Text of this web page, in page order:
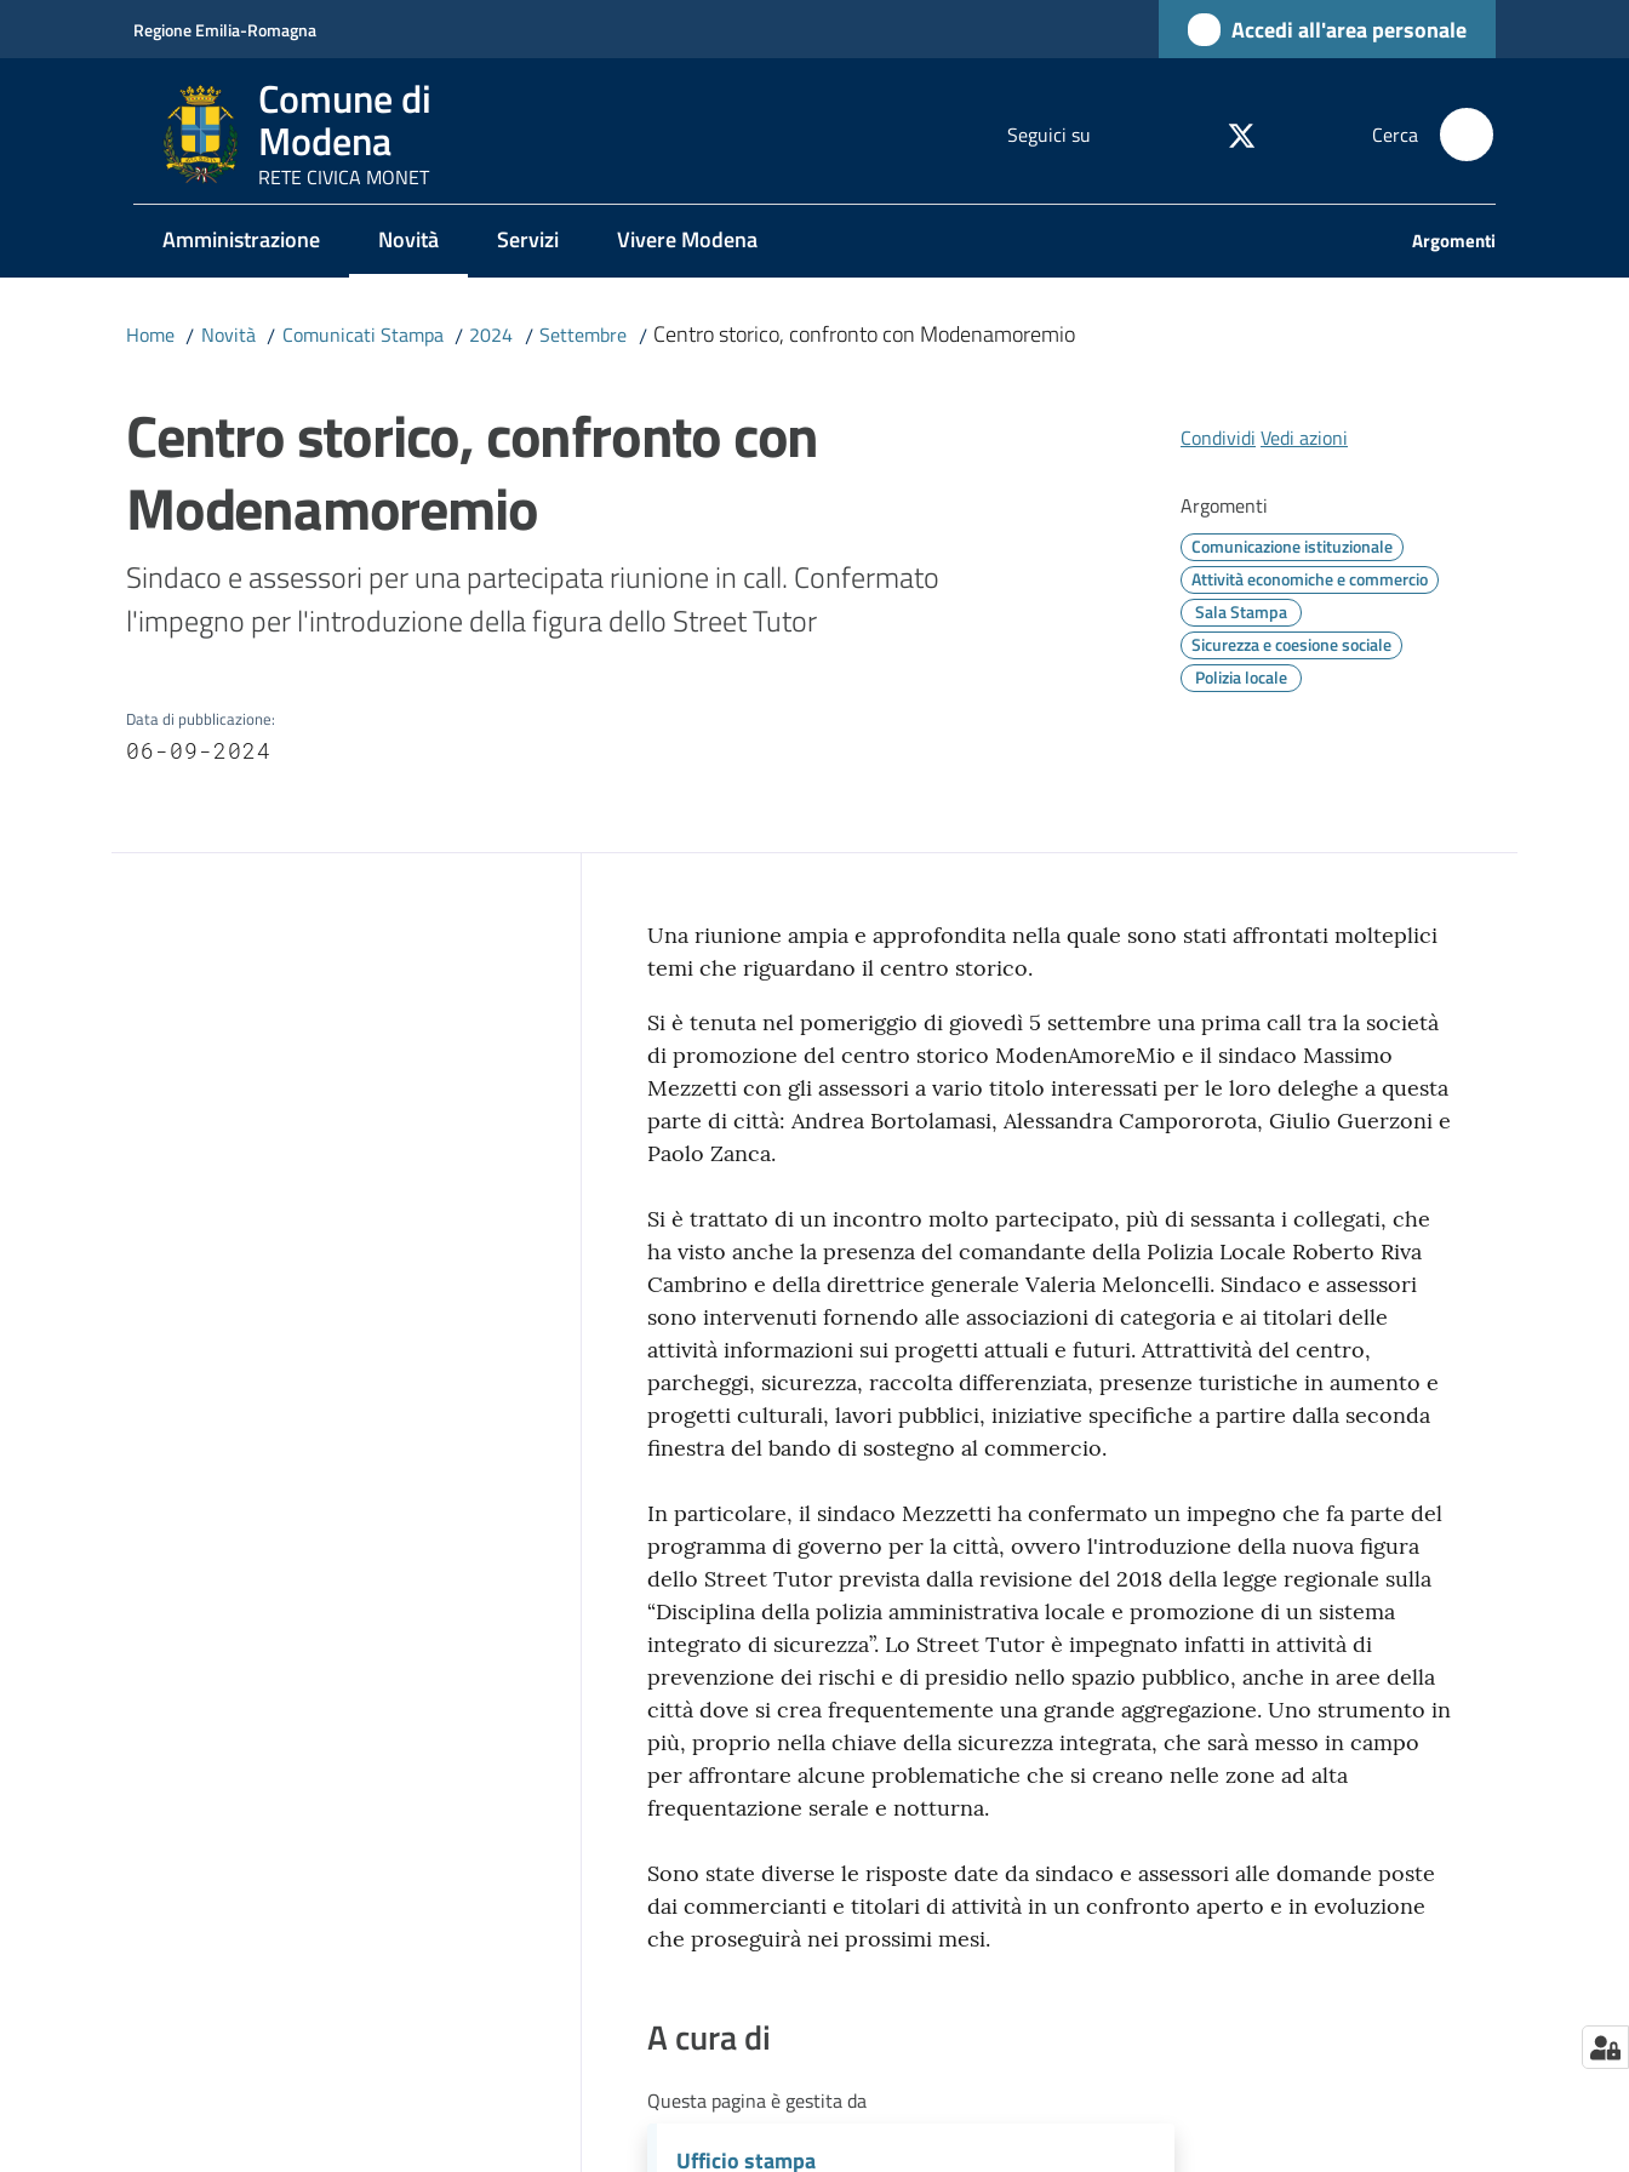
Regione Emilia-Romagna Accedi all'area personale
Comune di
Modena
RETE CIVICA MONET
Seguici su Cerca
Amministrazione Novità
Menu selezionato
Servizi Vivere Modena Argomenti
Home / Novità / Comunicati Stampa / 2024 / Settembre / Centro storico, confronto con Modenamoremio
Centro storico, confronto con
Modenamoremio
Sindaco e assessori per una partecipata riunione in call. Confermato
l'impegno per l'introduzione della figura dello Street Tutor
Data di pubblicazione:
06-09-2024
Condividi Vedi azioni
Argomenti
Comunicazione istituzionale
Attività economiche e commercio
Sala Stampa
Sicurezza e coesione sociale
Polizia locale
Contenuto
Una riunione ampia e approfondita nella quale sono stati affrontati molteplici
temi che riguardano il centro storico.
Si è tenuta nel pomeriggio di giovedì 5 settembre una prima call tra la società
di promozione del centro storico ModenAmoreMio e il sindaco Massimo
Mezzetti con gli assessori a vario titolo interessati per le loro deleghe a questa
parte di città: Andrea Bortolamasi, Alessandra Campororota, Giulio Guerzoni e
Paolo Zanca.
Si è trattato di un incontro molto partecipato, più di sessanta i collegati, che
ha visto anche la presenza del comandante della Polizia Locale Roberto Riva
Cambrino e della direttrice generale Valeria Meloncelli. Sindaco e assessori
sono intervenuti fornendo alle associazioni di categoria e ai titolari delle
attività informazioni sui progetti attuali e futuri. Attrattività del centro,
parcheggi, sicurezza, raccolta differenziata, presenze turistiche in aumento e
progetti culturali, lavori pubblici, iniziative specifiche a partire dalla seconda
finestra del bando di sostegno al commercio.
In particolare, il sindaco Mezzetti ha confermato un impegno che fa parte del
programma di governo per la città, ovvero l'introduzione della nuova figura
dello Street Tutor prevista dalla revisione del 2018 della legge regionale sulla
“Disciplina della polizia amministrativa locale e promozione di un sistema
integrato di sicurezza”. Lo Street Tutor è impegnato infatti in attività di
prevenzione dei rischi e di presidio nello spazio pubblico, anche in aree della
città dove si crea frequentemente una grande aggregazione. Uno strumento in
più, proprio nella chiave della sicurezza integrata, che sarà messo in campo
per affrontare alcune problematiche che si creano nelle zone ad alta
frequentazione serale e notturna.
Sono state diverse le risposte date da sindaco e assessori alle domande poste
dai commercianti e titolari di attività in un confronto aperto e in evoluzione
che proseguirà nei prossimi mesi.
A cura di
Questa pagina è gestita da
Ufficio stampa